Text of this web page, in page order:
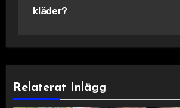
kläder?
Relaterat Inlägg